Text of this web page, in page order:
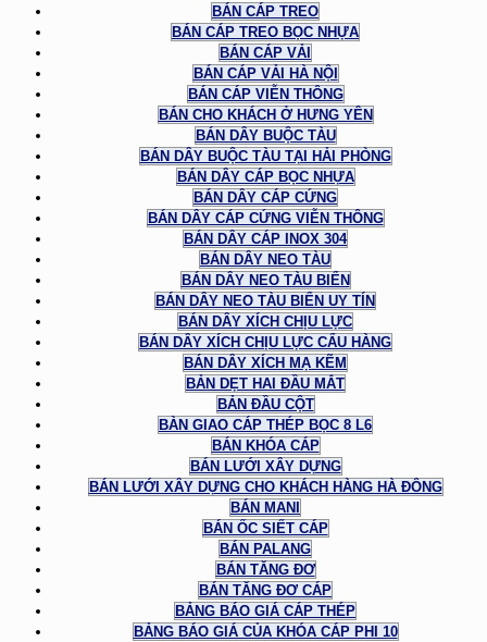
BÁN CÁP TREO
BÁN CÁP TREO BỌC NHỰA
BÁN CÁP VẢI
BÁN CÁP VẢI HÀ NỘI
BÁN CÁP VIỄN THÔNG
BÁN CHO KHÁCH Ở HƯNG YÊN
BÁN DÂY BUỘC TÀU
BÁN DÂY BUỘC TÀU TẠI HẢI PHÒNG
BÁN DÂY CÁP BỌC NHỰA
BÁN DÂY CÁP CỨNG
BÁN DÂY CÁP CỨNG VIỄN THÔNG
BÁN DÂY CÁP INOX 304
BÁN DÂY NEO TÀU
BÁN DÂY NEO TÀU BIỂN
BÁN DÂY NEO TÀU BIỂN UY TÍN
BÁN DÂY XÍCH CHỊU LỰC
BÁN DÂY XÍCH CHỊU LỰC CẨU HÀNG
BÁN DÂY XÍCH MẠ KẼM
BẢN DẸT HAI ĐẦU MẮT
BẢN ĐẦU CỘT
BÀN GIAO CÁP THÉP BỌC 8 L6
BÁN KHÓA CÁP
BÁN LƯỚI XÂY DỰNG
BÁN LƯỚI XÂY DỰNG CHO KHÁCH HÀNG HÀ ĐÔNG
BÁN MANI
BÁN ỐC SIẾT CÁP
BÁN PALANG
BÁN TĂNG ĐƠ
BÁN TĂNG ĐƠ CÁP
BẢNG BÁO GIÁ CÁP THÉP
BẢNG BÁO GIÁ CỦA KHÓA CÁP PHI 10